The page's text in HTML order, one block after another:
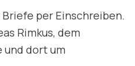
per Einschreiben.
Rimkus, dem
und dort um